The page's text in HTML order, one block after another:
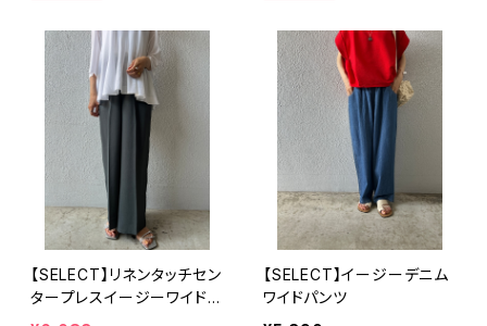
【SELECT】リネンタッチセン
タープレスイージーワイドパ
ンツ
【SELECT】イージーデニム
ワイドパンツ